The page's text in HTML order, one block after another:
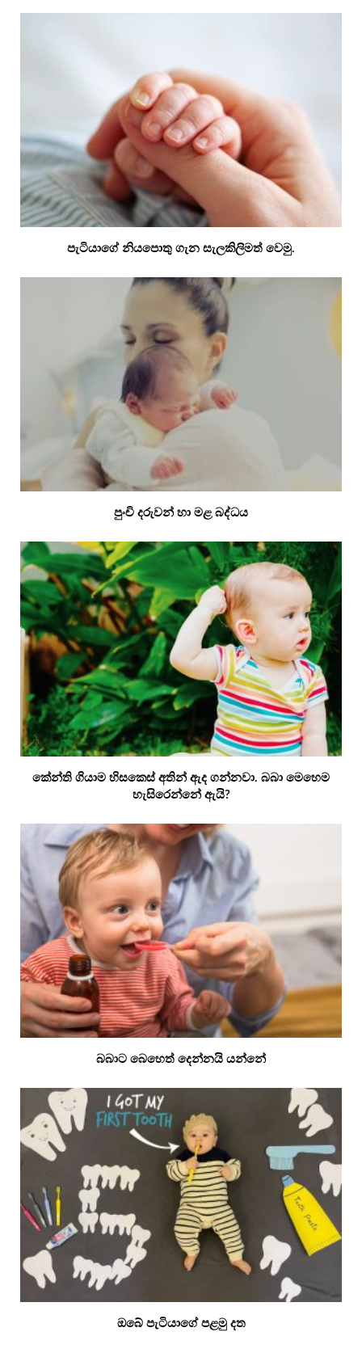
පැටියාගේ නියපොතු ගැන සැලකිලිමත් වෙමු.
පුංචි දරුවන් හා මළ බද්ධය
කේන්ති ගියාම හිසකෙස් අතින් ඇද ගන්නවා. බබා මෙහෙම
හැසිරෙන්නේ ඇයි?
බබාට බෙහෙත් දෙන්නයි යන්නේ
ඔබේ පැටියාගේ පළමු දත